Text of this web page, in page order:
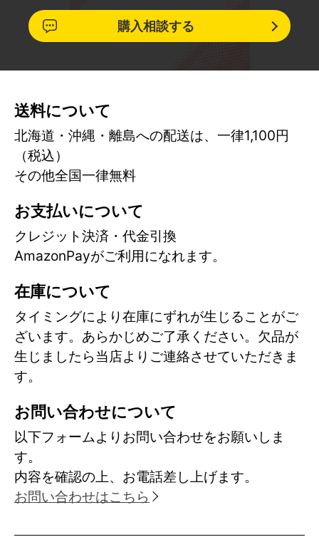
購入相談する
送料について
北海道・沖縄・離島への配送は、一律1,100円
（税込）
その他全国一律無料
お支払いについて
クレジット決済・代金引換
AmazonPayがご利用になれます。
在庫について
タイミングにより在庫にずれが生じることがご
ざいます。あらかじめご了承ください。欠品が
生じましたら当店よりご連絡させていただきま
す。
お問い合わせについて
以下フォームよりお問い合わせをお願いしま
す。
内容を確認の上、お電話差し上げます。
お問い合わせはこちら